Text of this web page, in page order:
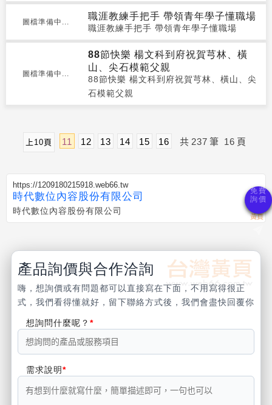
圖檔準備中...
職涯教練手把手 帶領青年學子懂職場
職涯教練手把手 帶領青年學子懂職場
圖檔準備中...
88節快樂 楊文科到府祝賀芎林、橫
山、尖石模範父親
88節快樂 楊文科到府祝賀芎林、橫山、尖
石模範父親
上10頁 11 12 13 14 15 16 共 237 筆 16 頁
https://1209180215918.web66.tw
時代數位內容股份有限公司
時代數位內容股份有限公司
產品詢價與合作洽詢
嗨，想詢價或有問題都可以直接寫在下面，不用寫得很正
式，我們看得懂就好，留下聯絡方式後，我們會盡快回覆你
想詢問什麼呢？
需求說明